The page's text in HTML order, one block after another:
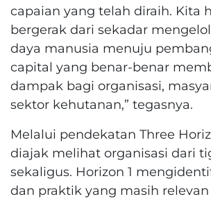
capaian yang telah diraih. Kita
bergerak dari sekadar
daya manusia menuju
capital yang benar-benar
dampak bagi organisasi,
sektor kehutanan,” tegasnya.
Melalui pendekatan Three
diajak melihat organisasi dari
sekaligus. Horizon 1
dan praktik yang masih